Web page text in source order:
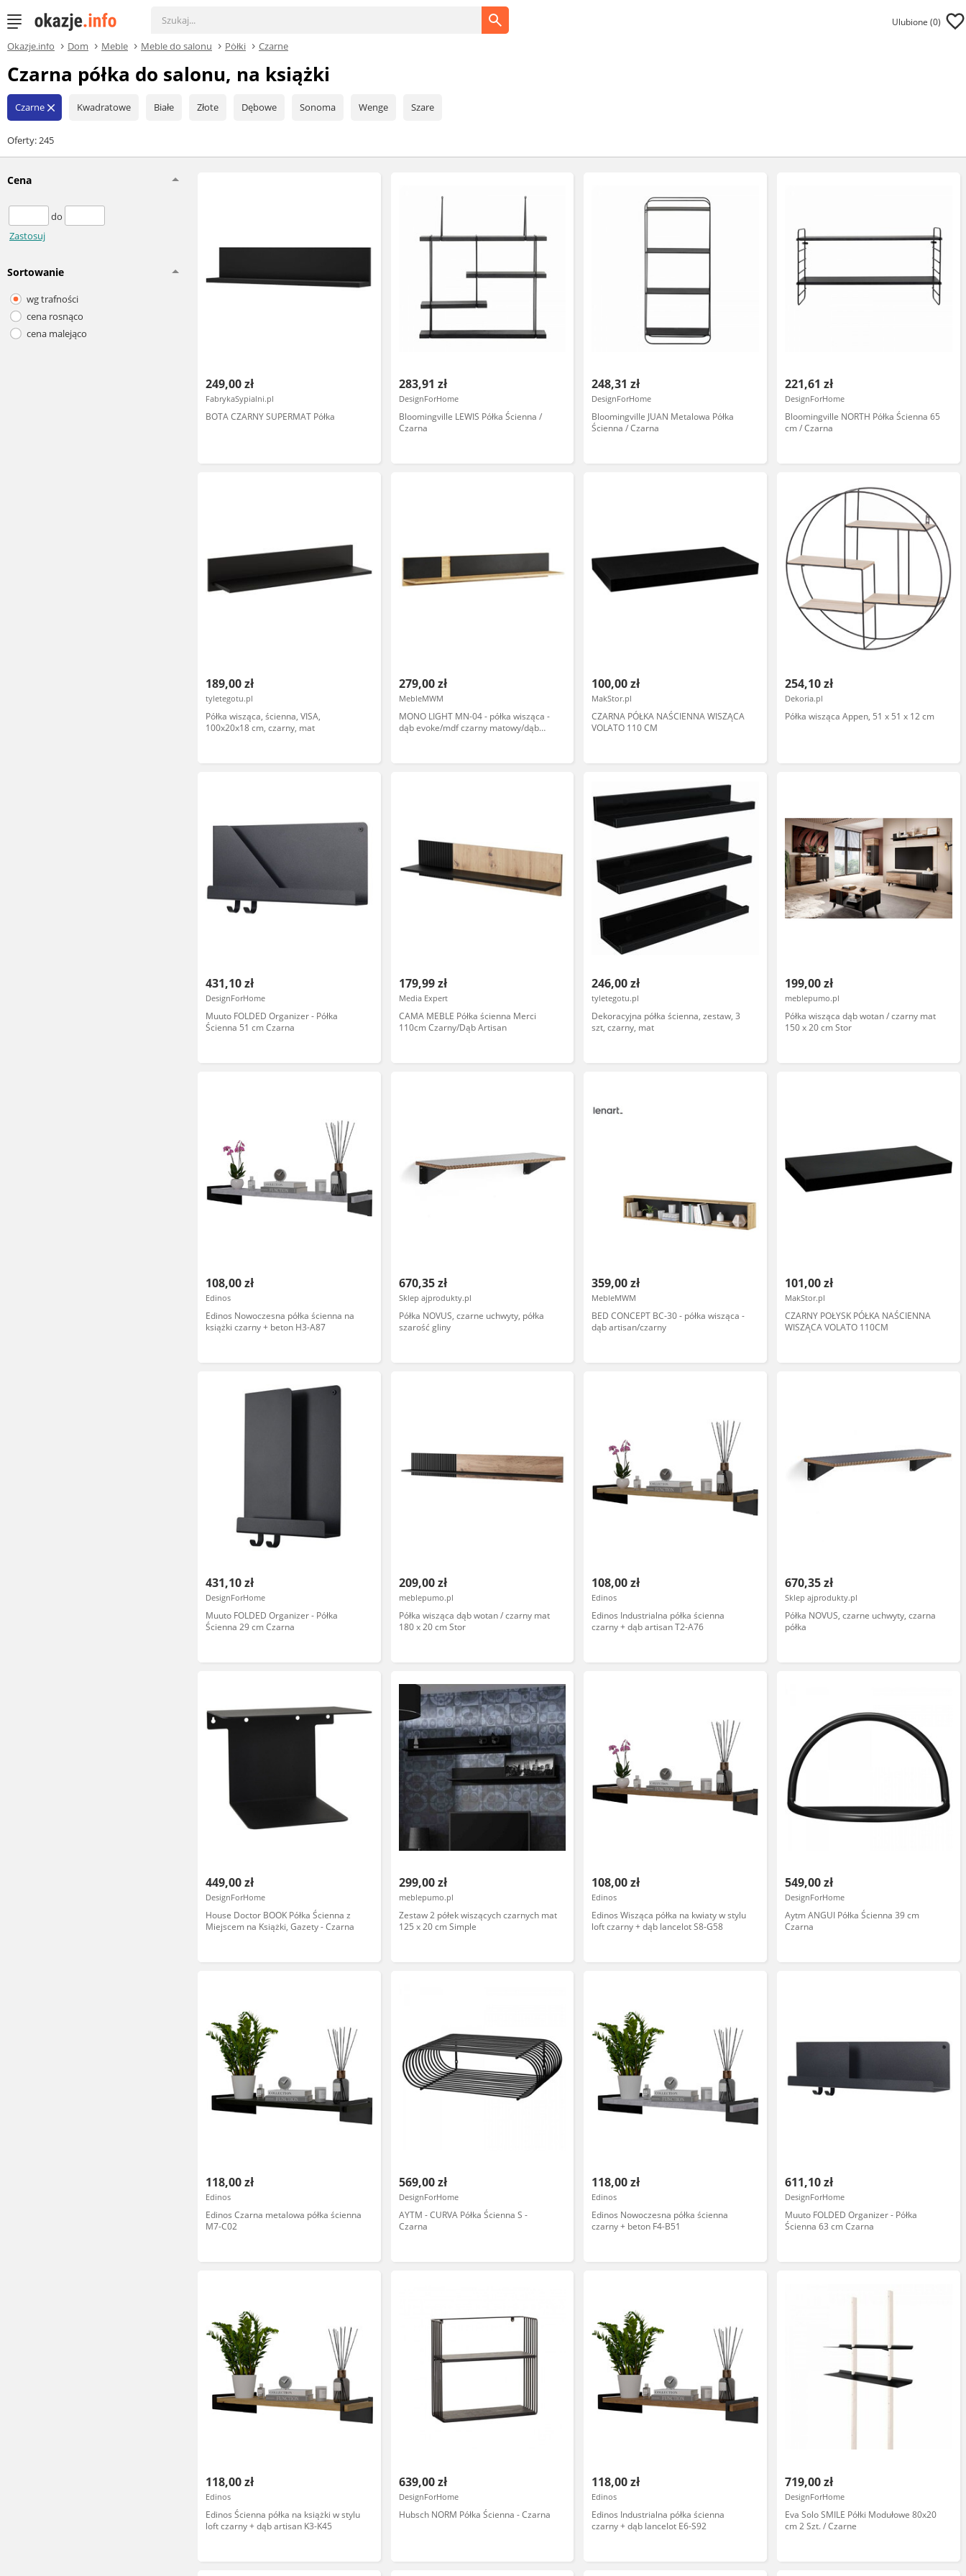
Ulubione (0)
Okazje.info Dom Meble Meble do salonu Półki Czarne
Czarna półka do salonu, na książki
Czarne close Kwadratowe Białe Złote Dębowe Sonoma Wenge Szare
Oferty: 245
Cena
do
Zastosuj
Sortowanie
wg trafności
cena rosnąco
cena malejąco
249,00 zł
FabrykaSypialni.pl
BOTA CZARNY SUPERMAT Półka
283,91 zł
DesignForHome
Bloomingville LEWIS Półka Ścienna /
Czarna
248,31 zł
DesignForHome
Bloomingville JUAN Metalowa Półka
Ścienna / Czarna
221,61 zł
DesignForHome
Bloomingville NORTH Półka Ścienna 65
cm / Czarna
189,00 zł
tyletegotu.pl
Półka wisząca, ścienna, VISA,
100x20x18 cm, czarny, mat
279,00 zł
MebleMWM
MONO LIGHT MN-04 - półka wisząca -
dąb evoke/mdf czarny matowy/dąb
100,00 zł
MakStor.pl
CZARNA PÓŁKA NAŚCIENNA WISZĄCA
VOLATO 110 CM
254,10 zł
Dekoria.pl
Półka wisząca Appen, 51 x 51 x 12 cm
431,10 zł
DesignForHome
Muuto FOLDED Organizer - Półka
Ścienna 51 cm Czarna
179,99 zł
Media Expert
CAMA MEBLE Półka ścienna Merci
110cm Czarny/Dąb Artisan
246,00 zł
tyletegotu.pl
Dekoracyjna półka ścienna, zestaw, 3
szt, czarny, mat
199,00 zł
meblepumo.pl
Półka wisząca dąb wotan / czarny mat
150 x 20 cm Stor
108,00 zł
Edinos
Edinos Nowoczesna półka ścienna na
książki czarny + beton H3-A87
670,35 zł
Sklep ajprodukty.pl
Półka NOVUS, czarne uchwyty, półka
szarość gliny
359,00 zł
MebleMWM
BED CONCEPT BC-30 - półka wisząca -
dąb artisan/czarny
101,00 zł
MakStor.pl
CZARNY POŁYSK PÓŁKA NAŚCIENNA
WISZĄCA VOLATO 110CM
431,10 zł
DesignForHome
Muuto FOLDED Organizer - Półka
Ścienna 29 cm Czarna
209,00 zł
meblepumo.pl
Półka wisząca dąb wotan / czarny mat
180 x 20 cm Stor
108,00 zł
Edinos
Edinos Industrialna półka ścienna
czarny + dąb artisan T2-A76
670,35 zł
Sklep ajprodukty.pl
Półka NOVUS, czarne uchwyty, czarna
półka
449,00 zł
DesignForHome
House Doctor BOOK Półka Ścienna z
Miejscem na Książki, Gazety - Czarna
299,00 zł
meblepumo.pl
Zestaw 2 półek wiszących czarnych mat
125 x 20 cm Simple
108,00 zł
Edinos
Edinos Wisząca półka na kwiaty w stylu
loft czarny + dąb lancelot S8-G58
549,00 zł
DesignForHome
Aytm ANGUI Półka Ścienna 39 cm
Czarna
118,00 zł
Edinos
Edinos Czarna metalowa półka ścienna
M7-C02
569,00 zł
DesignForHome
AYTM - CURVA Półka Ścienna S -
Czarna
118,00 zł
Edinos
Edinos Nowoczesna półka ścienna
czarny + beton F4-B51
611,10 zł
DesignForHome
Muuto FOLDED Organizer - Półka
Ścienna 63 cm Czarna
118,00 zł
Edinos
Edinos Ścienna półka na książki w stylu
loft czarny + dąb artisan K3-K45
639,00 zł
DesignForHome
Hubsch NORM Półka Ścienna - Czarna
118,00 zł
Edinos
Edinos Industrialna półka ścienna
czarny + dąb lancelot E6-S92
719,00 zł
DesignForHome
Eva Solo SMILE Półki Modułowe 80x20
cm 2 Szt. / Czarne